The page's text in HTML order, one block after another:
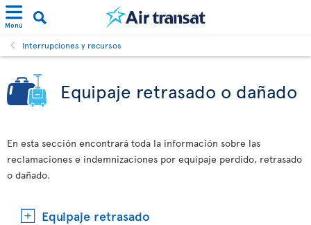
Menú
Interrupciones y recursos
Equipaje retrasado o dañado
En esta sección encontrará toda la información sobre las
reclamaciones e indemnizaciones por equipaje perdido, retrasado
o dañado.
Equipaje retrasado